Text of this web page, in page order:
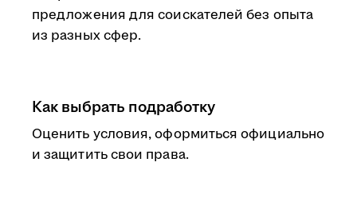
предложения для соискателей без опыта
из разных сфер.
Как выбрать подработку
Оценить условия, оформиться официально
и защитить свои права.